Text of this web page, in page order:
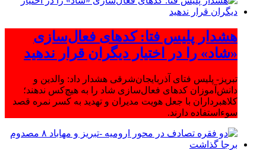
هشدار پلیس فتا: کدهای فعال‌سازی
«شاد» را در اختیار دیگران قرار ندهید
تبریز- پلیس فتای آذربایجان‌شرقی هشدار داد: والدین و
دانش‌آموزان کدهای فعال‌سازی شاد را به هیچ‌کس ندهند؛
کلاهبرداران با جعل هویت مدیران و تهدید به کسر نمره قصد
سوءاستفاده دارند.